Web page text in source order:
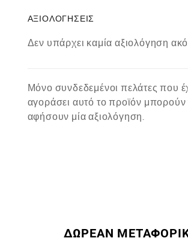
ΑΞΙΟΛΟΓΉΣΕΙΣ
Δεν υπάρχει καμία αξιολόγηση
Μόνο συνδεδεμένοι πελάτες που
αγοράσει αυτό το προϊόν μπορούν
αφήσουν μία αξιολόγηση.
ΔΩΡΕΑΝ